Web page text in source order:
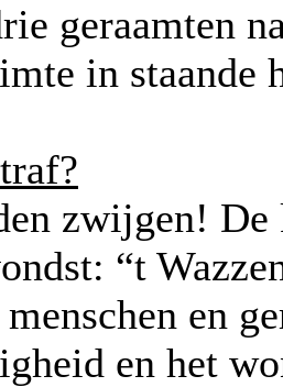
geraamten
in staande
zwijgen! De
“t
en
en het